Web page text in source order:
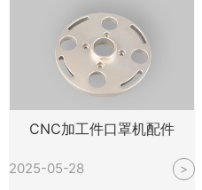
CNC加工件口罩机配件
2025-05-28 >